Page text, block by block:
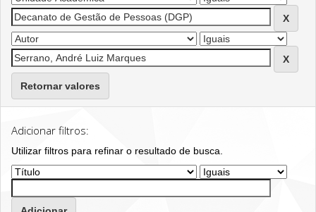
Retornar valores
Adicionar filtros:
Utilizar filtros para refinar o resultado de busca.